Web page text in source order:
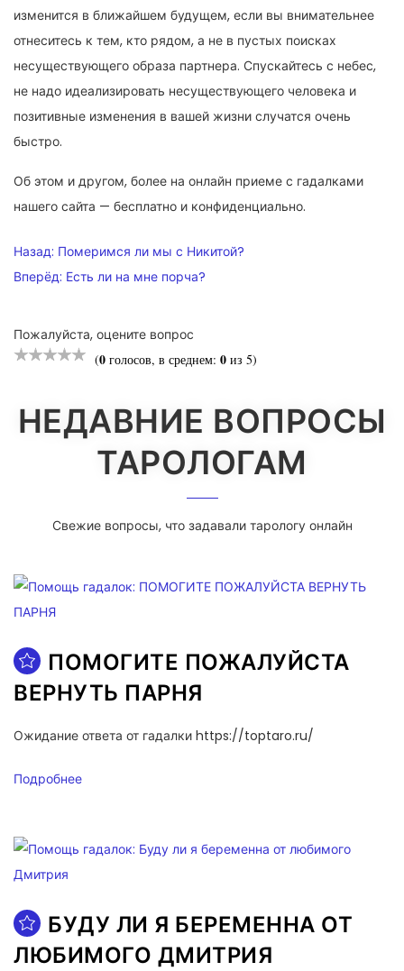
изменится в ближайшем будущем, если вы внимательнее
отнеситесь к тем, кто рядом, а не в пустых поисках
несуществующего образа партнера. Спускайтесь с небес,
не надо идеализировать несуществующего человека и
позитивные изменения в вашей жизни случатся очень
быстро.
Об этом и другом, более на онлайн приеме с гадалками
нашего сайта — бесплатно и конфиденциально.
НАВИГАЦИЯ
ПО
Назад: Померимся ли мы с Никитой?
Вперёд: Есть ли на мне порча?
Пожалуйста, оцените вопрос
(0 голосов, в среднем: 0 из 5)
НЕДАВНИЕ ВОПРОСЫ
ТАРОЛОГАМ
Свежие вопросы, что задавали тарологу онлайн
ПОМОГИТЕ ПОЖАЛУЙСТА
ВЕРНУТЬ ПАРНЯ
Ожидание ответа от гадалки https://toptaro.ru/
Подробнее
БУДУ ЛИ Я БЕРЕМЕННА ОТ
ЛЮБИМОГО ДМИТРИЯ